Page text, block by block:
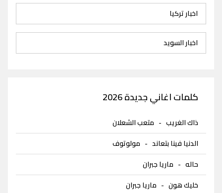
اخبار تركيا
اخبار السويد
كلمات اغاني جديدة 2026
ذاك الغريب - متعب الشعلان
الدنيا فينا بتعاند - مولوتوف
حاله - ماريا جبران
خليك هون - ماريا جبران